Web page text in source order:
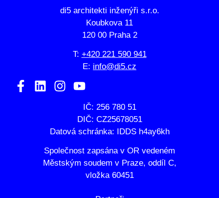
di5 architekti inženýři s.r.o.
Koubkova 11
120 00 Praha 2
T: +420 221 590 941
E: info@di5.cz
IČ: 256 780 51
DIČ: CZ25678051
Datová schránka: IDDS h4ay6kh
Společnost zapsána v OR vedeném
Městským soudem v Praze, oddíl C,
vložka 60451